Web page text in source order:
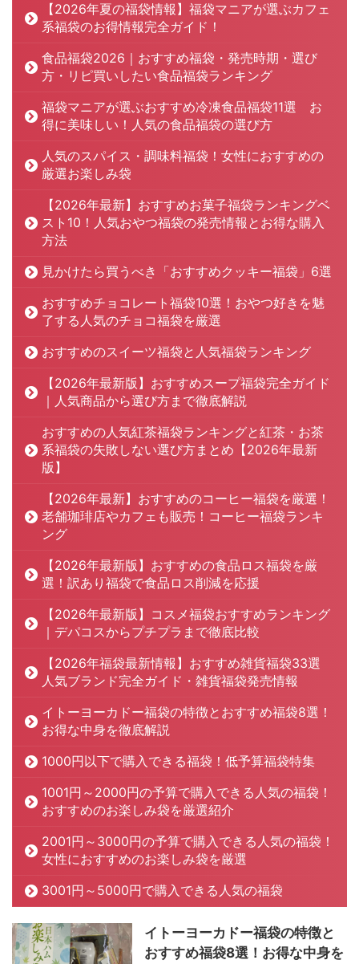
【2026年夏の福袋情報】福袋マニアが選ぶカフェ
系福袋のお得情報完全ガイド！
食品福袋2026｜おすすめ福袋・発売時期・選び
方・リピ買いしたい食品福袋ランキング
福袋マニアが選ぶおすすめ冷凍食品福袋11選 お
得に美味しい！人気の食品福袋の選び方
人気のスパイス・調味料福袋！女性におすすめの
厳選お楽しみ袋
【2026年最新】おすすめお菓子福袋ランキングベ
スト10！人気おやつ福袋の発売情報とお得な購入
方法
見かけたら買うべき「おすすめクッキー福袋」6選
おすすめチョコレート福袋10選！おやつ好きを魅
了する人気のチョコ福袋を厳選
おすすめのスイーツ福袋と人気福袋ランキング
【2026年最新版】おすすめスープ福袋完全ガイド
｜人気商品から選び方まで徹底解説
おすすめの人気紅茶福袋ランキングと紅茶・お茶
系福袋の失敗しない選び方まとめ【2026年最新
版】
【2026年最新】おすすめのコーヒー福袋を厳選！
老舗珈琲店やカフェも販売！コーヒー福袋ランキ
ング
【2026年最新版】おすすめの食品ロス福袋を厳
選！訳あり福袋で食品ロス削減を応援
【2026年最新版】コスメ福袋おすすめランキング
｜デパコスからプチプラまで徹底比較
【2026年福袋最新情報】おすすめ雑貨福袋33選
人気ブランド完全ガイド・雑貨福袋発売情報
イトーヨーカドー福袋の特徴とおすすめ福袋8選！
お得な中身を徹底解説
1000円以下で購入できる福袋！低予算福袋特集
1001円～2000円の予算で購入できる人気の福袋！
おすすめのお楽しみ袋を厳選紹介
2001円～3000円の予算で購入できる人気の福袋！
女性におすすめのお楽しみ袋を厳選
3001円～5000円で購入できる人気の福袋
イトーヨーカドー福袋の特徴と
おすすめ福袋8選！お得な中身を